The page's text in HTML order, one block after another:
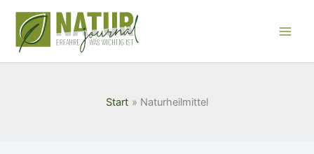
Inhalt
springen
Start Naturheilmittel